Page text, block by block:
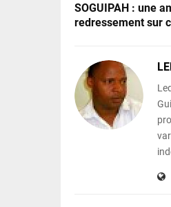
SOGUIPAH : une
redressement sur